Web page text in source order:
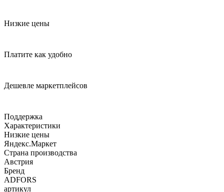
Низкие цены
Платите как удобно
Дешевле маркетплейсов
Поддержка
Характеристики
Низкие цены
Яндекс.Маркет
Страна производства
Австрия
Бренд
ADFORS
артикул